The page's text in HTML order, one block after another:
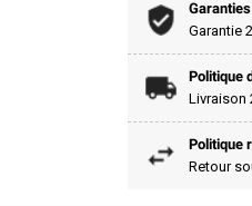
Garantie
Politique
Livraison
Politique
Retour